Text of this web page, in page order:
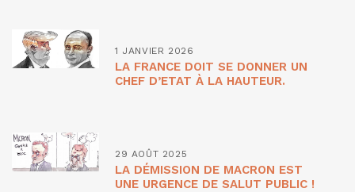
1 JANVIER 2026
LA FRANCE DOIT SE DONNER UN
CHEF D’ETAT À LA HAUTEUR.
29 AOÛT 2025
LA DÉMISSION DE MACRON EST
UNE URGENCE DE SALUT PUBLIC !